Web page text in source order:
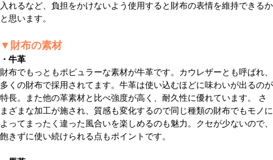
入れるなど、負担をかけないよう使用すると財布の表情を維持できるか
と思います。
▼財布の素材
・牛革
財布でもっともポピュラーな素材が牛革です。カウレザーとも呼ばれ、
多くの財布で採用されてます。牛革は使い込むほどに味わいが出るのが
特長。また他の革素材と比べ強度が高く、耐久性に優れています。 さ
まざまな加工が施され、質感も変化するので同じ種類の財布でもモノに
よってまったく違った風合いを楽しめるのも魅力。クセが少ないので、
飽きずに使い続けられる点もポイントです。